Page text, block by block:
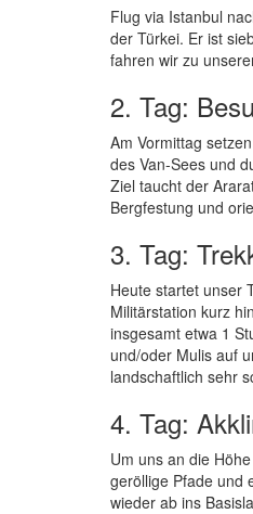
Flug via Istanbul
der Türkei. Er ist
fahren wir zu
2. Tag:
Am Vormittag
des Van-Sees und
Ziel taucht der
Bergfestung und
3. Tag:
Heute startet unser
Militärstation kurz
insgesamt etwa 1
und/oder Mulis auf
landschaftlich sehr
4. Tag:
Um uns an die
geröllige Pfade und
wieder ab ins